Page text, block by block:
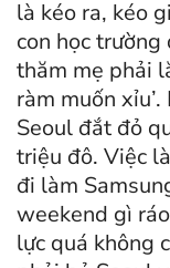
là kéo ra, kéo
con học
thăm mẹ phải
ràm muốn
Seoul đắt đỏ
triệu đô. Việc
đi làm
weekend gì
lực quá không